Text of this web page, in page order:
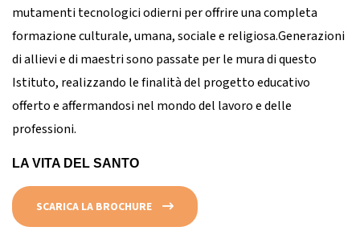
mutamenti tecnologici odierni per offrire una completa
formazione culturale, umana, sociale e religiosa.Generazioni
di allievi e di maestri sono passate per le mura di questo
Istituto, realizzando le finalità del progetto educativo
offerto e affermandosi nel mondo del lavoro e delle
professioni.
LA VITA DEL SANTO
SCARICA LA BROCHURE